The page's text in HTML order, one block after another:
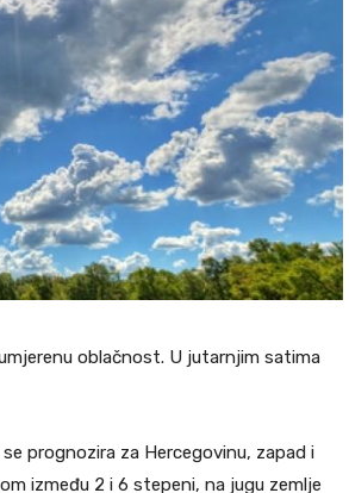
oblačnost. U jutarnjim satima
prognozira za Hercegovinu, zapad i
između 2 i 6 stepeni, na jugu zemlje